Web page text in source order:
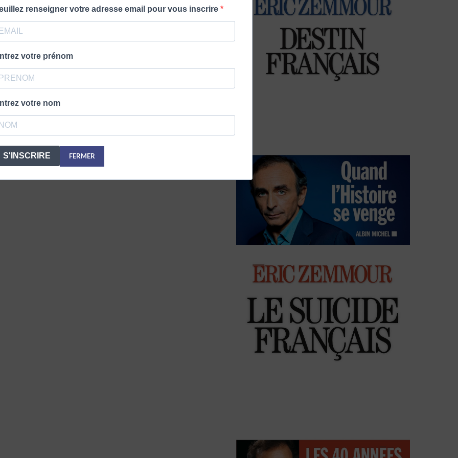
renseigner votre adresse email pour vous inscrire
votre prénom
votre nom
S'INSCRIRE FERMER